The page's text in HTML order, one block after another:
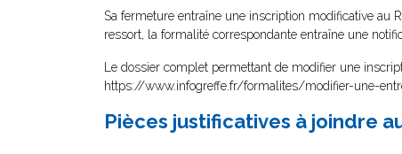
Sa fermeture entraîne une inscription modificative au
ressort, la formalité correspondante entraîne une
Le dossier complet permettant de modifier une
https://www.infogreffe.fr/formalites/modifier-une-
Pièces justificatives à joindre